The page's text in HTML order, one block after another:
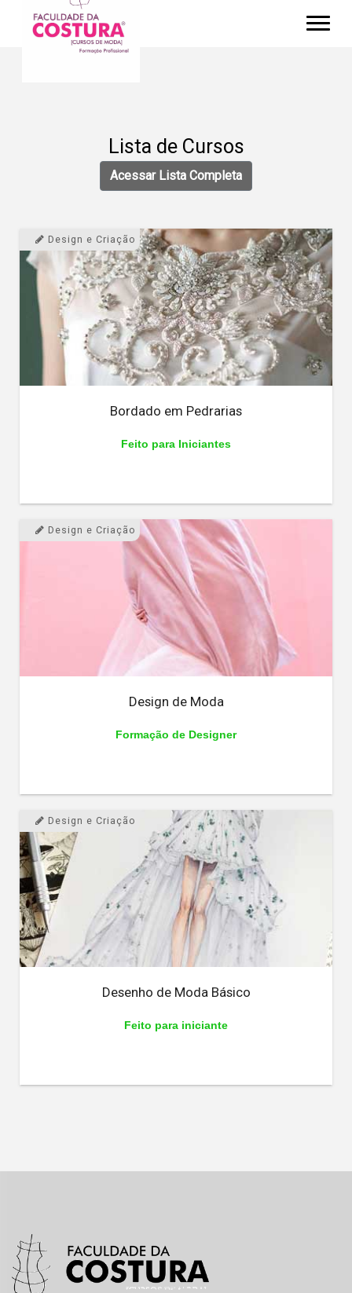
Lista de Cursos
Acessar Lista Completa
Design e Criação
Bordado em Pedrarias
Feito para Iniciantes
Design e Criação
Design de Moda
Formação de Designer
Design e Criação
Desenho de Moda Básico
Feito para iniciante